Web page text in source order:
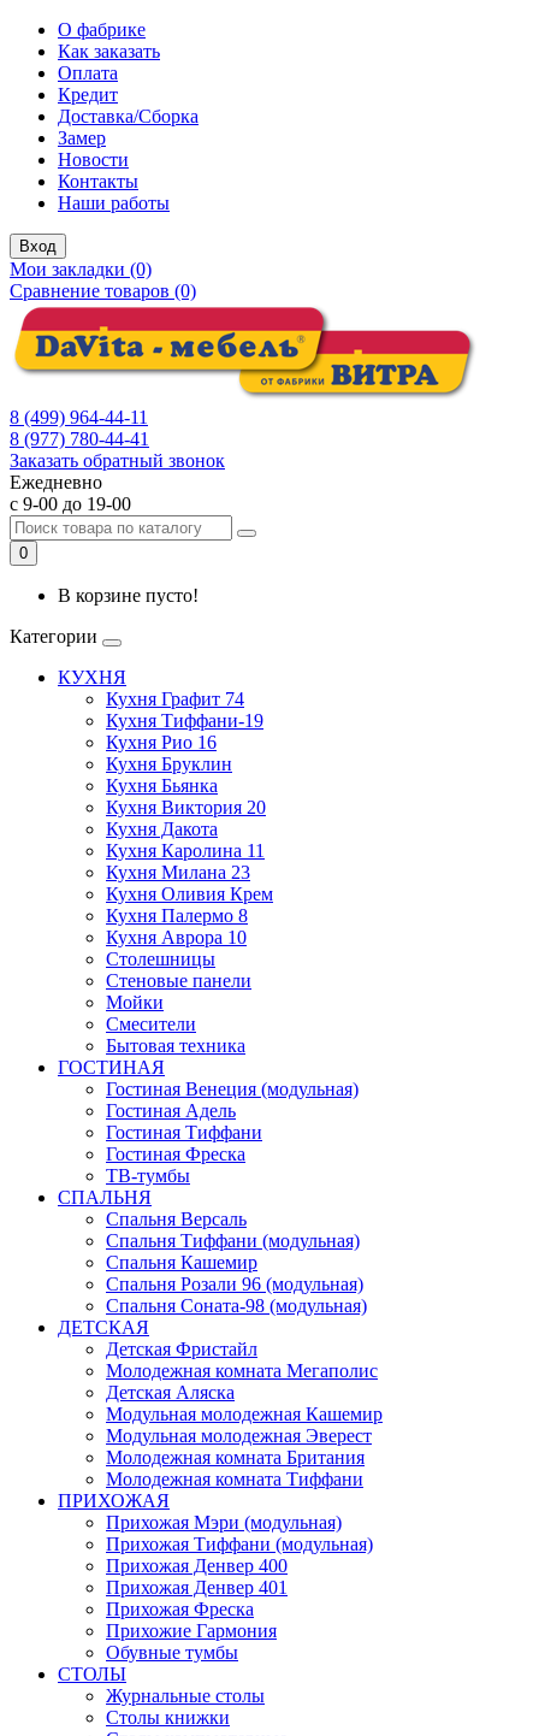
О фабрике
Как заказать
Оплата
Кредит
Доставка/Сборка
Замер
Новости
Контакты
Наши работы
Вход
Мои закладки (0)
Сравнение товаров (0)
8 (499) 964-44-11
8 (977) 780-44-41
Заказать обратный звонок
Ежедневно
с 9-00 до 19-00
0
В корзине пусто!
Категории
КУХНЯ
Кухня Графит 74
Кухня Тиффани-19
Кухня Рио 16
Кухня Бруклин
Кухня Бьянка
Кухня Виктория 20
Кухня Дакота
Кухня Каролина 11
Кухня Милана 23
Кухня Оливия Крем
Кухня Палермо 8
Кухня Аврора 10
Столешницы
Стеновые панели
Мойки
Смесители
Бытовая техника
ГОСТИНАЯ
Гостиная Венеция (модульная)
Гостиная Адель
Гостиная Тиффани
Гостиная Фреска
ТВ-тумбы
СПАЛЬНЯ
Спальня Версаль
Спальня Тиффани (модульная)
Спальня Кашемир
Спальня Розали 96 (модульная)
Спальня Соната-98 (модульная)
ДЕТСКАЯ
Детская Фристайл
Молодежная комната Мегаполис
Детская Аляска
Модульная молодежная Кашемир
Модульная молодежная Эверест
Молодежная комната Британия
Молодежная комната Тиффани
ПРИХОЖАЯ
Прихожая Мэри (модульная)
Прихожая Тиффани (модульная)
Прихожая Денвер 400
Прихожая Денвер 401
Прихожая Фреска
Прихожие Гармония
Обувные тумбы
СТОЛЫ
Журнальные столы
Столы книжки